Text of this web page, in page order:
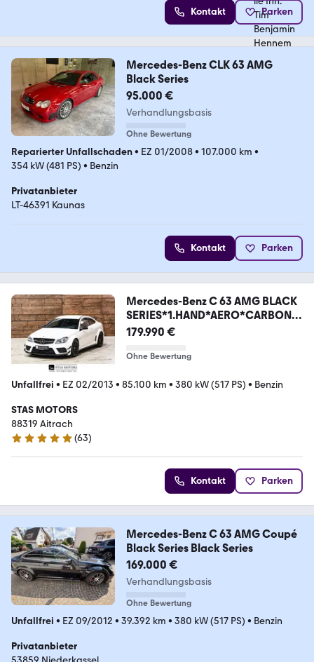
Kontakt Parken
Mercedes-Benz CLK 63 AMG
Black Series
95.000 €
Verhandlungsbasis
Ohne Bewertung
Reparierter Unfallschaden• EZ 01/2008• 107.000 km •
354 kW (481 PS) • Benzin
Privatanbieter
LT-46391 Kaunas
Kontakt Parken
Mercedes-Benz C 63 AMG BLACK
SERIES*1.HAND*AERO*CARBON*
S-HEFT
179.990 €
Ohne Bewertung
Unfallfrei • EZ 02/2013 • 85.100 km • 380 kW (517 PS) • Benzin
STAS MOTORS
88319 Aitrach
4.8 Sterne
(63)
Kontakt Parken
Mercedes-Benz C 63 AMG Coupé
Black Series Black Series
169.000 €
Verhandlungsbasis
Ohne Bewertung
Unfallfrei • EZ 09/2012 • 39.392 km • 380 kW (517 PS) • Benzin
Privatanbieter